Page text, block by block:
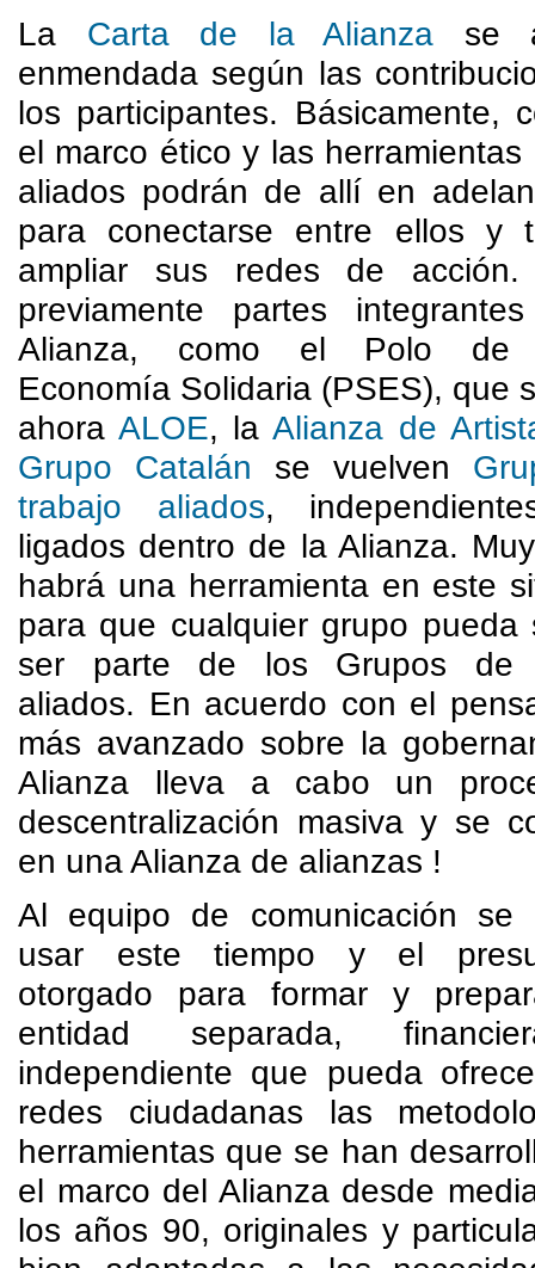
La Carta de la Alianza se
enmendada según las
los participantes. Básicamente,
el marco ético y las herramientas
aliados podrán de allí en
para conectarse entre ellos y
ampliar sus redes de acción.
previamente partes
Alianza, como el Polo de
Economía Solidaria (PSES), que
ahora ALOE, laAlianza de
Grupo Catalán se vuelven
trabajo aliados,
ligados dentro de la Alianza.
habrá una herramienta en este
para que cualquier grupo pueda
ser parte de los Grupos de
aliados. En acuerdo con el
más avanzado sobre la
Alianza lleva a cabo un
descentralización masiva y se
en una Alianza de alianzas !
Al equipo de comunicación se
usar este tiempo y el
otorgado para formar y
entidad separada,
independiente que pueda
redes ciudadanas las
herramientas que se han
el marco del Alianza desde
los años 90, originales y